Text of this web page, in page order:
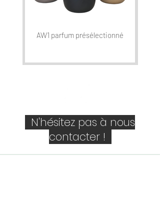
AW1 parfum présélectionné
N'hésitez pas à nous
contacter !